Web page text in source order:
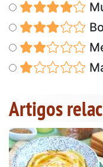
Artigos